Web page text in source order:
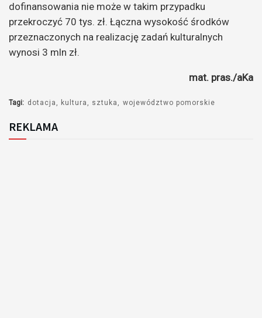
dofinansowania nie może w takim przypadku
przekroczyć 70 tys. zł. Łączna wysokość środków
przeznaczonych na realizację zadań kulturalnych
wynosi 3 mln zł.
mat. pras./aKa
Tagi: dotacja kultura sztuka województwo pomorskie
REKLAMA